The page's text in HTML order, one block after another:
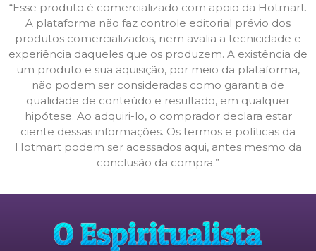
“Esse produto é comercializado com apoio da Hotmart.
A plataforma não faz controle editorial prévio dos
produtos comercializados, nem avalia a tecnicidade e
experiência daqueles que os produzem. A existência de
um produto e sua aquisição, por meio da plataforma,
não podem ser consideradas como garantia de
qualidade de conteúdo e resultado, em qualquer
hipótese. Ao adquiri-lo, o comprador declara estar
ciente dessas informações. Os termos e políticas da
Hotmart podem ser acessados aqui, antes mesmo da
conclusão da compra.”